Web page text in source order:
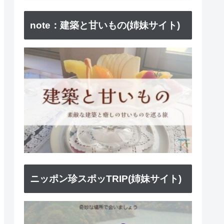
note：建築と甘いもの(姉妹サイト)
ニッポン珍スポッTRIP(姉妹サイト)